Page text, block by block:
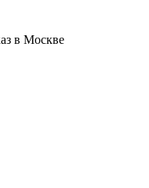
в Москве